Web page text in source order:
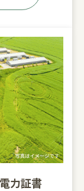
力証書